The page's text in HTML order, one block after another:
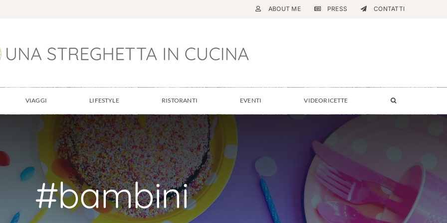
ABOUT ME PRESS CONTATTI
VIAGGI LIFESTYLE RISTORANTI EVENTI VIDEORICETTE
#bambini